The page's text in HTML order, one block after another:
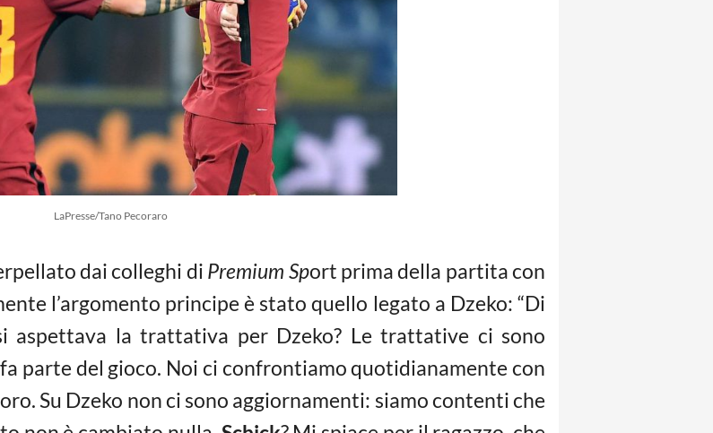
LaPresse/Tano Pecoraro
dai colleghi di Premium Sport prima della partita con
l’argomento principe è stato quello legato a Dzeko: “Di
aspettava la trattativa per Dzeko? Le trattative ci sono
parte del gioco. Noi ci confrontiamo quotidianamente con
Su Dzeko non ci sono aggiornamenti: siamo contenti che